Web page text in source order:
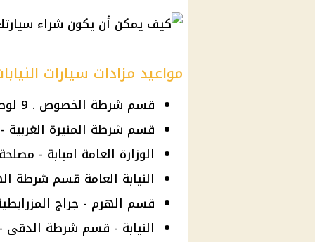
مواعيد مزادات سيارات
قسم شرطة الخصوص . 9 لوط.
قسم شرطة المنيرة الغربية
الوزارة العامة امبابة - مصلحة
النيابة العامة قسم شرطة الهرم جراج 800
قسم الهرم - جراج
النيابة - قسم شرطة الدقى -